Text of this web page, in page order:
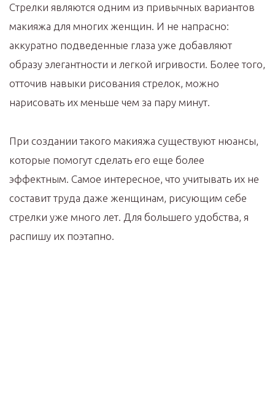
Стрелки являются одним из привычных вариантов
макияжа для многих женщин. И не напрасно:
аккуратно подведенные глаза уже добавляют
образу элегантности и легкой игривости. Более того,
отточив навыки рисования стрелок, можно
нарисовать их меньше чем за пару минут.
При создании такого макияжа существуют нюансы,
которые помогут сделать его еще более
эффектным. Самое интересное, что учитывать их не
составит труда даже женщинам, рисующим себе
стрелки уже много лет. Для большего удобства, я
распишу их поэтапно.